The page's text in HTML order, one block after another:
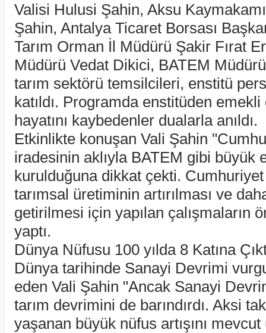
Valisi Hulusi Şahin, Aksu
Şahin, Antalya Ticaret Borsası
Tarım Orman İl Müdürü Şakir Fırat
Müdürü Vedat Dikici, BATEM
tarım sektörü temsilcileri, enstitü
katıldı. Programda enstitüden
hayatını kaybedenler dualarla anıldı.
Etkinlikte konuşan Vali Şahin
iradesinin aklıyla BATEM gibi büyük
kurulduğuna dikkat çekti.
tarımsal üretiminin artırılması ve
getirilmesi için yapılan çalışmaların
yaptı.
Dünya Nüfusu 100 yılda 8 Katına
Dünya tarihinde Sanayi Devrimi
eden Vali Şahin "Ancak Sanayi
tarım devrimini de barındırdı. Aksi
yaşanan büyük nüfus artışını